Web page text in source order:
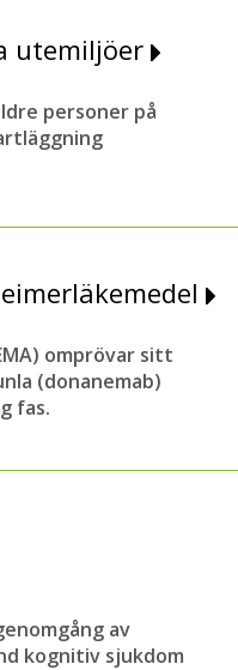
utemiljöer
personer på
omprövar sitt
(donanemab)
fas.
av
kognitiv sjukdom